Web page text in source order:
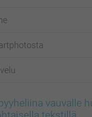
& Taskukirjatvauvalle